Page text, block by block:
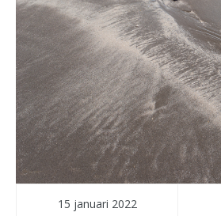
15 januari 2022